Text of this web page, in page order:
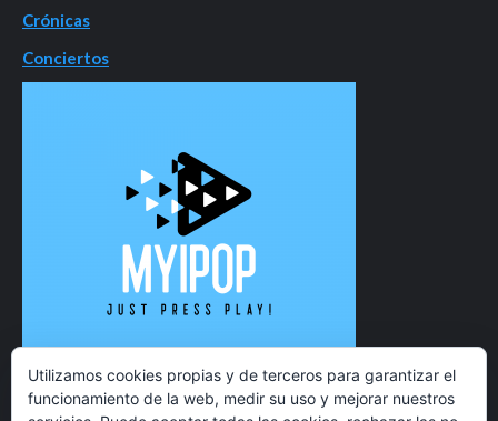
Crónicas
Conciertos
Utilizamos cookies propias y de terceros para garantizar el
funcionamiento de la web, medir su uso y mejorar nuestros